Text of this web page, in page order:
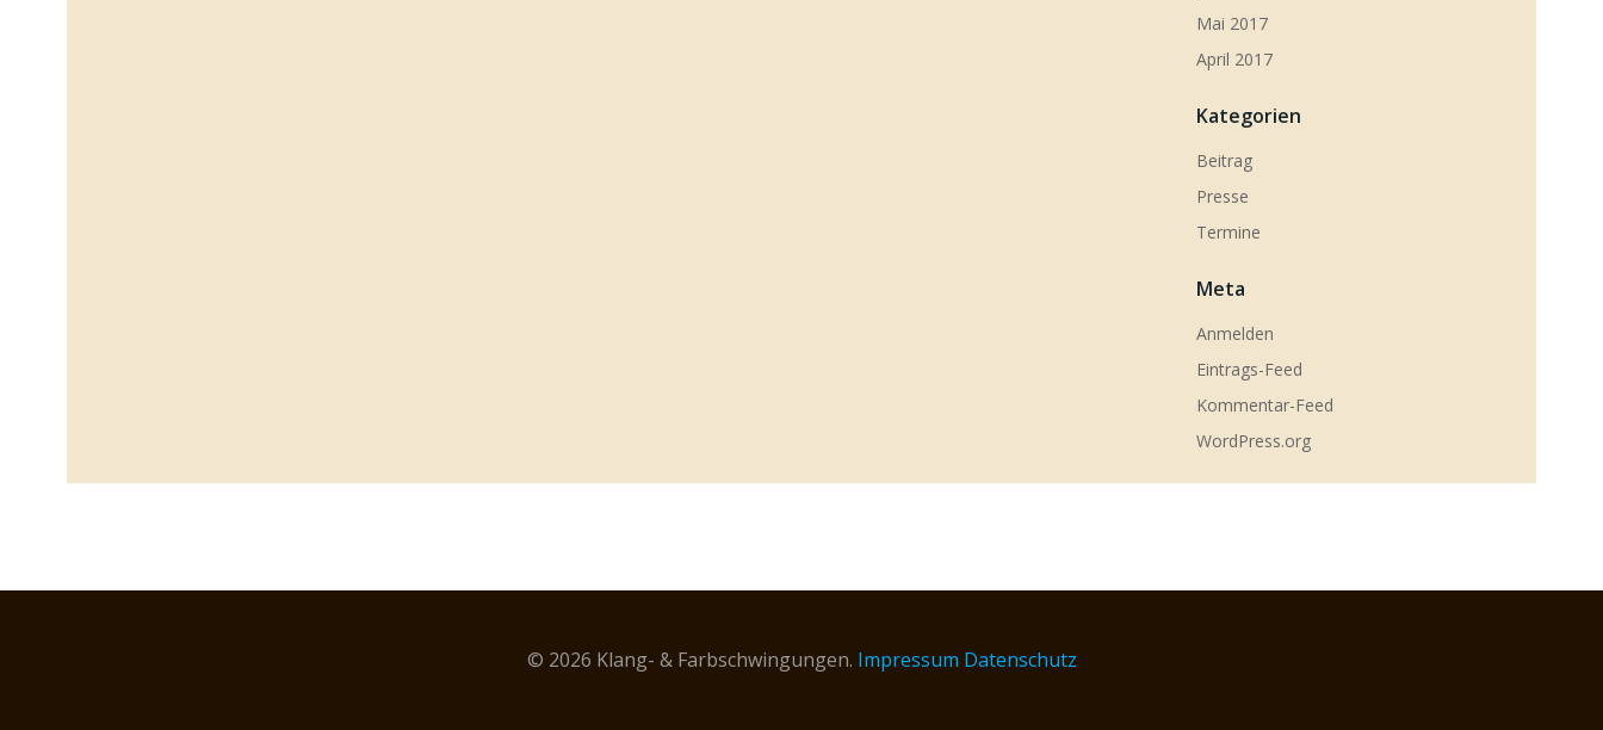
Mai 2017
April 2017
Kategorien
Beitrag
Presse
Termine
Meta
Anmelden
Eintrags-Feed
Kommentar-Feed
WordPress.org
© 2026 Klang- & Farbschwingungen. Impressum Datenschutz